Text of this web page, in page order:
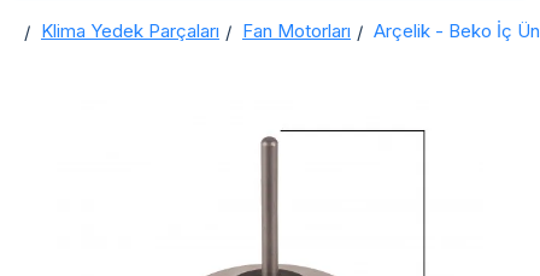
home
Klima Yedek Parçaları Fan Motorları Arçelik - Beko İç